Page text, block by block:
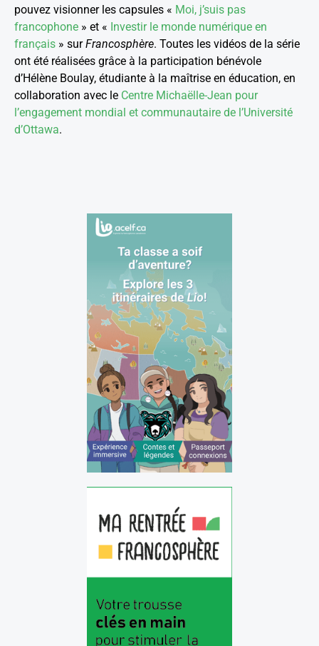
pouvez visionner les capsules « Moi, j’suis pas
francophone » et « Investir le monde numérique en
français » surFrancosphère. Toutes les vidéos de la série
ont été réalisées grâce à la participation bénévole
d’Hélène Boulay, étudiante à la maîtrise en éducation, en
collaboration avec le Centre Michaëlle-Jean pour
l’engagement mondial et communautaire de l’Université
d’Ottawa.